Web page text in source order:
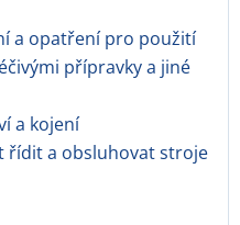
a opatření pro použití
přípravky a jiné
a kojení
řídit a obsluhovat stroje